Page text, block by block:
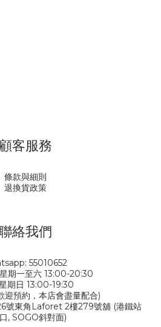
顧客服務
條款與細則
退換貨政策
絡我們
55010652
期一至六 13:00-20:30
日 13:00-19:30
迎預約，本店會盡量配合)
號東角Laforet 2樓279號舖 (港鐵站
, SOGO斜對面)